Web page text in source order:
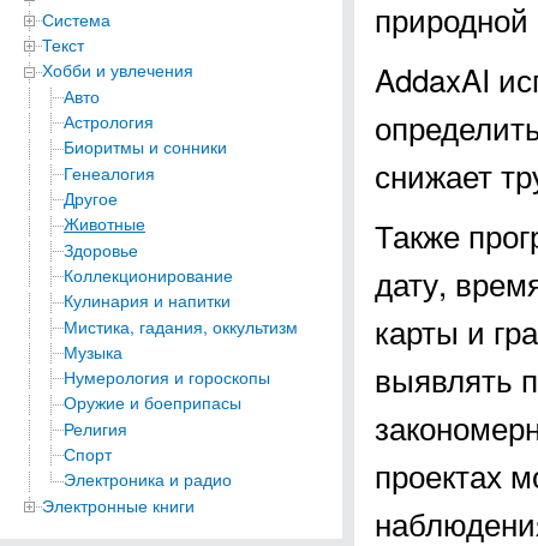
Система
Текст
Хобби и увлечения
Авто
Астрология
Биоритмы и сонники
Генеалогия
Другое
Животные
Здоровье
Коллекционирование
Кулинария и напитки
Мистика, гадания, оккультизм
Музыка
Нумерология и гороскопы
Оружие и боеприпасы
Религия
Спорт
Электроника и радио
Электронные книги
AddaxAI
снижает
Также
дату,
карты и
выявлять
проектах